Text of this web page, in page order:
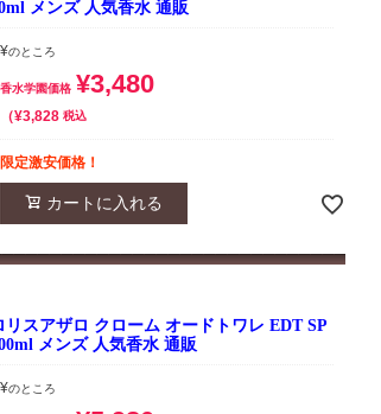
メンズ 人気香水 通販
¥のところ
香水学園価格 ¥3,480
¥3,828 税込
限定激安価格！
カートに入れる
リスアザロ クローム オードトワレ EDT SP
メンズ 人気香水 通販
¥のところ